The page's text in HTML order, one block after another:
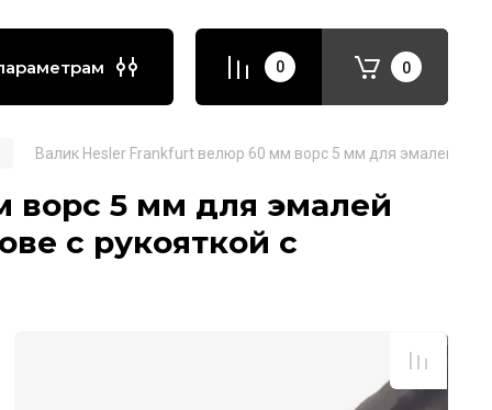
0 0
Валик Hesler Frankfurt велюр 60 мм ворс 5 мм для эмалей
ворс 5 мм для эмалей
с рукояткой с